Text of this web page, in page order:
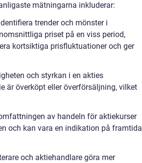
mätningarna inkluderar:
trender och mönster i
priset på en viss period,
kortsiktiga prisfluktuationer och ger
och styrkan i en akties
är överköpt eller överförsäljning, vilket
av handeln för aktiekurser
och kan vara en indikation på framtida
och aktiehandlare göra mer